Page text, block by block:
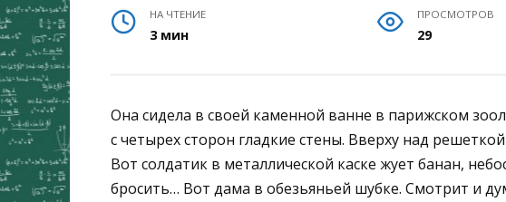
НА ЧТЕНИЕ
3 мин
ПРОСМОТРОВ
29
Она сидела в своей каменной ванне в парижском
с четырех сторон гладкие стены. Вверху над
Вот солдатик в металлической каске жует банан,
бросить… Вот дама в обезьяньей шубке. Смотрит и